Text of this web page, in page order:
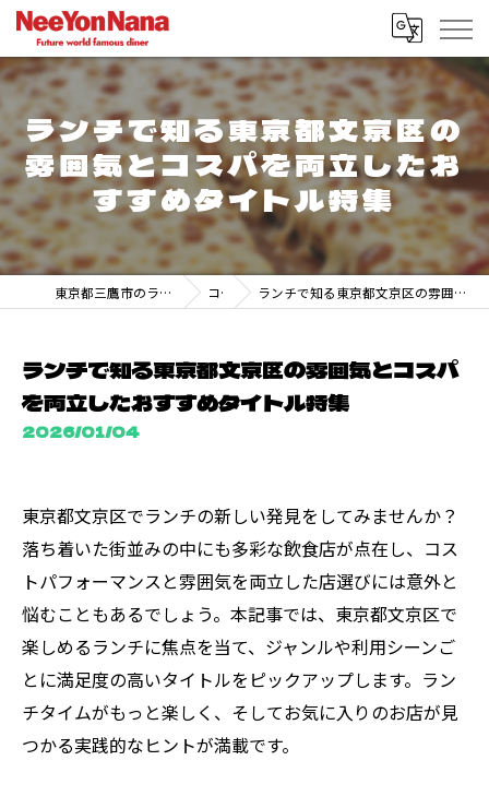
ランチで知る東京都文京区の
雰囲気とコスパを両立したお
すすめタイトル特集
東京都三鷹市のランチなら247 DINER MITAKA コラム ランチで知る東京都文京区の雰囲気とコスパを両立したおすすめタイトル特集
ランチで知る東京都文京区の雰囲気とコスパ
を両立したおすすめタイトル特集
2026/01/04
東京都文京区でランチの新しい発見をしてみませんか？
落ち着いた街並みの中にも多彩な飲食店が点在し、コス
トパフォーマンスと雰囲気を両立した店選びには意外と
悩むこともあるでしょう。本記事では、東京都文京区で
楽しめるランチに焦点を当て、ジャンルや利用シーンご
とに満足度の高いタイトルをピックアップします。ラン
チタイムがもっと楽しく、そしてお気に入りのお店が見
つかる実践的なヒントが満載です。